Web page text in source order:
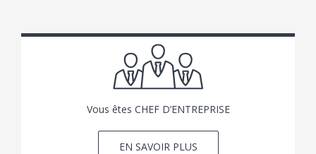
Vous êtes CHEF D’ENTREPRISE
EN SAVOIR PLUS